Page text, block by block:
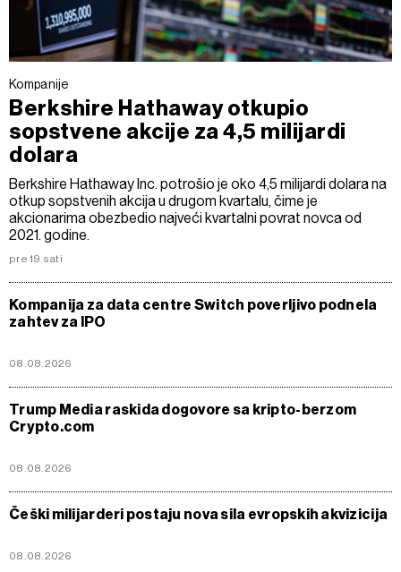
Kompanije
Berkshire Hathaway otkupio
sopstvene akcije za 4,5 milijardi
dolara
Berkshire Hathaway Inc. potrošio je oko 4,5 milijardi dolara na
otkup sopstvenih akcija u drugom kvartalu, čime je
akcionarima obezbedio najveći kvartalni povrat novca od
2021. godine.
pre 19 sati
Kompanija za data centre Switch poverljivo podnela
zahtev za IPO
08.08.2026
Trump Media raskida dogovore sa kripto-berzom
Crypto.com
08.08.2026
Češki milijarderi postaju nova sila evropskih akvizicija
08.08.2026